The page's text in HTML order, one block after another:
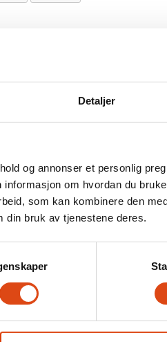
Detaljer
og annonser et personlig
om hvordan du
som kan kombinere den
din bruk av tjenestene deres.
og
Flere